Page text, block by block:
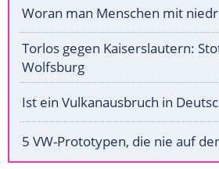
Woran man Menschen mit
Torlos gegen Kaiserslautern:
Wolfsburg
Ist ein Vulkanausbruch in
5 VW-Prototypen, die nie auf